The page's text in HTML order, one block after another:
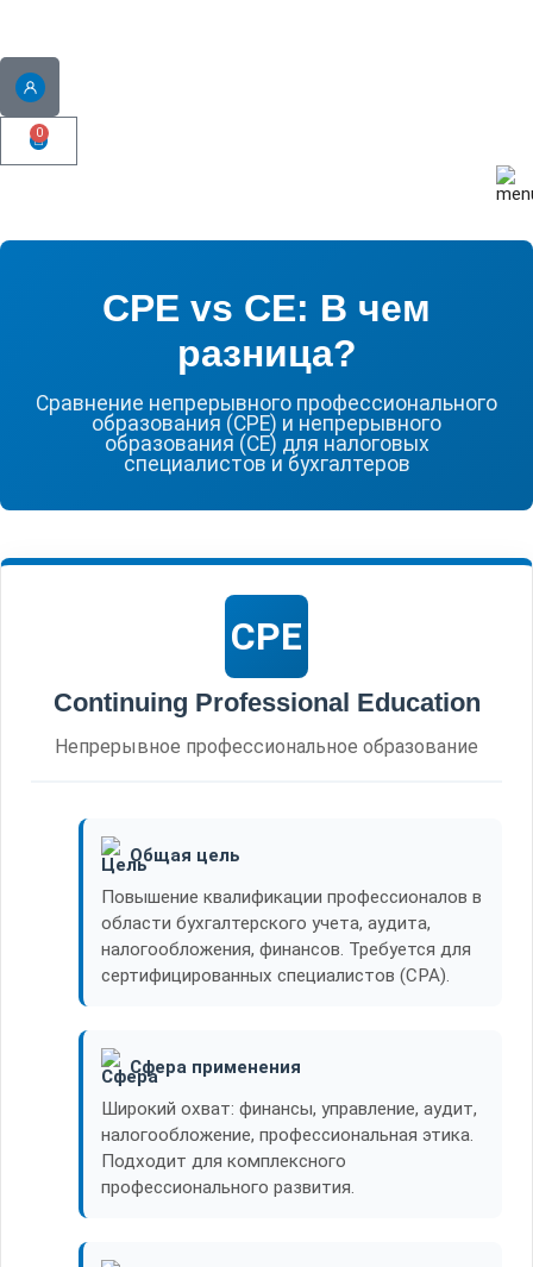
0
CPE vs CE: В чем
разница?
Сравнение непрерывного профессионального
образования (CPE) и непрерывного
образования (CE) для налоговых
специалистов и бухгалтеров
CPE
Continuing Professional Education
Непрерывное профессиональное образование
Общая цель
Повышение квалификации профессионалов в
области бухгалтерского учета, аудита,
налогообложения, финансов. Требуется для
сертифицированных специалистов (CPA).
Сфера применения
Широкий охват: финансы, управление, аудит,
налогообложение, профессиональная этика.
Подходит для комплексного
профессионального развития.